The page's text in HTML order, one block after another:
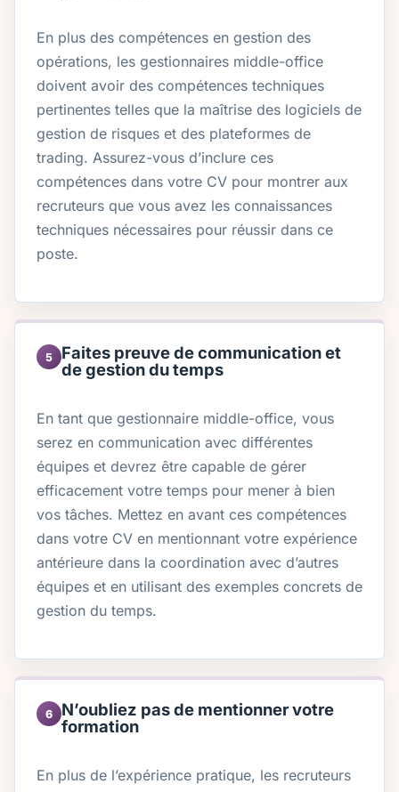
En plus des compétences en gestion des
opérations, les gestionnaires middle-office
doivent avoir des compétences techniques
pertinentes telles que la maîtrise des logiciels de
gestion de risques et des plateformes de
trading. Assurez-vous d’inclure ces
compétences dans votre CV pour montrer aux
recruteurs que vous avez les connaissances
techniques nécessaires pour réussir dans ce
poste.
5
Faites preuve de communication et
de gestion du temps
En tant que gestionnaire middle-office, vous
serez en communication avec différentes
équipes et devrez être capable de gérer
efficacement votre temps pour mener à bien
vos tâches. Mettez en avant ces compétences
dans votre CV en mentionnant votre expérience
antérieure dans la coordination avec d’autres
équipes et en utilisant des exemples concrets de
gestion du temps.
6
N’oubliez pas de mentionner votre
formation
En plus de l’expérience pratique, les recruteurs